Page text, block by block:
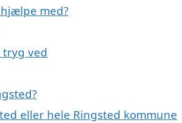
med?
ved
eller hele Ringsted kommune